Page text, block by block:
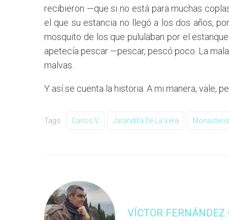
recibieron —que si no está para muchas
el que su estancia no llegó a los dos años,
mosquito de los que pululaban por el
apetecía pescar —pescar, pescó poco. La
malvas.
Y así se cuenta la historia. A mi manera, vale,
Tags: Carlos V Jarandilla De La Vera
VÍCTOR FERNÁNDEZ